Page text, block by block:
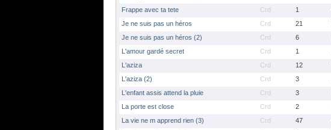
Frappe avec ta tete
Crd 1
Je ne suis pas un héros
Crd 21
Je ne suis pas un héros (2)
Crd 6
L'amour gardé secret
Crd 1
L'aziza
Crd 12
L'aziza (2)
Crd 3
L'enfant assis attend la pluie
Crd 3
La porte est close
Crd 2
La vie ne m apprend rien (3)
Crd 47